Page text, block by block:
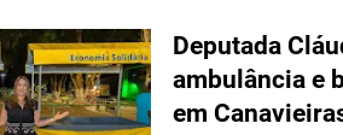
Deputada
ambulância e
em